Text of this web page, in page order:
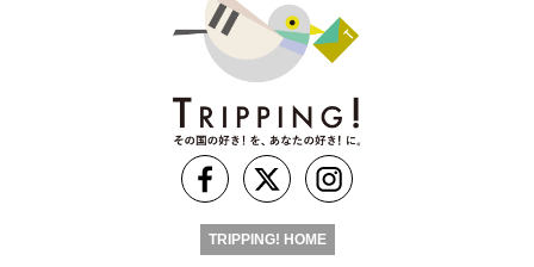
TRIPPING! HOME